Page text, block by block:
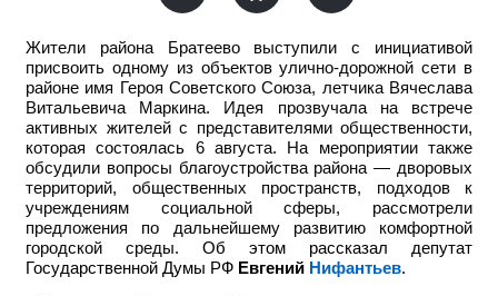
Жители района Братеево выступили с инициативой
присвоить одному из объектов улично-дорожной сети в
районе имя Героя Советского Союза, летчика Вячеслава
Витальевича Маркина. Идея прозвучала на встрече
активных жителей с представителями общественности,
которая состоялась 6 августа. На мероприятии также
обсудили вопросы благоустройства района — дворовых
территорий, общественных пространств, подходов к
учреждениям социальной сферы, рассмотрели
предложения по дальнейшему развитию комфортной
городской среды. Об этом рассказал депутат
Государственной Думы РФ Евгений Нифантьев.